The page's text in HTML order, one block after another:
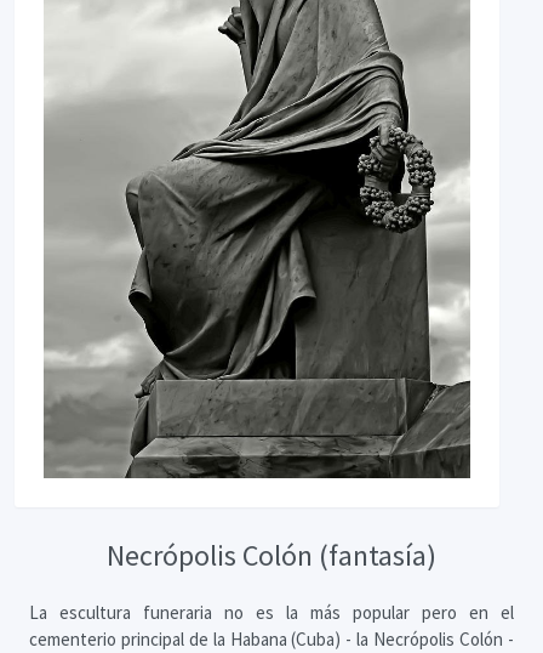
Necrópolis Colón (fantasía)
La escultura funeraria no es la más popular pero en el
cementerio principal de la Habana (Cuba) - la Necrópolis Colón -